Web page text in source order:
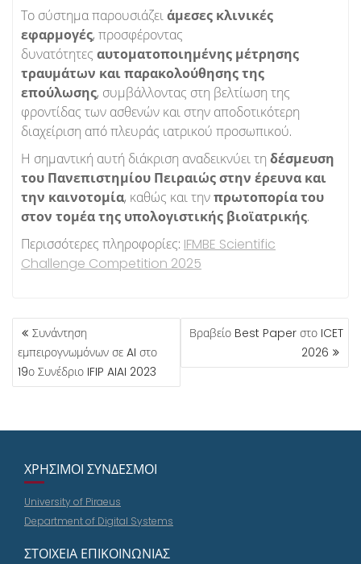
Το σύστημα παρουσιάζειάμεσες κλινικές
εφαρμογές, προσφέροντας
δυνατότητες αυτοματοποιημένης μέτρησης
τραυμάτων και παρακολούθησης της
επούλωσης, συμβάλλοντας στη βελτίωση της
φροντίδας των ασθενών και στην αποδοτικότερη
διαχείριση από πλευράς ιατρικού προσωπικού.
Η σημαντική αυτή διάκριση αναδεικνύει τη δέσμευση
του Πανεπιστημίου Πειραιώς στην έρευνα και
την καινοτομία, καθώς και τηνπρωτοπορία του
στον τομέα της υπολογιστικής βιοϊατρικής.
Περισσότερες πληροφορίες: IFMBE Scientific
Challenge Competition 2025
ΠΛΟΉΓΗΣΗ
ΆΡΘΡΩΝ
Συνάντηση
εμπειρογνωμόνων σε AI στο
19ο Συνέδριο IFIP AIAI 2023
Βραβείο Best Paper στο ICET
2026
ΧΡΉΣΙΜΟΙ ΣΎΝΔΕΣΜΟΙ
University of Piraeus
Department of Digital Systems
ΣΤΟΙΧΕΊΑ ΕΠΙΚΟΙΝΩΝΊΑΣ